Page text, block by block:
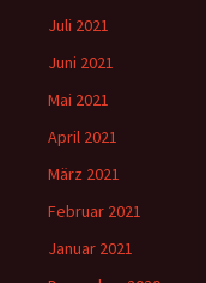
Juli 2021
Juni 2021
Mai 2021
April 2021
März 2021
Februar 2021
Januar 2021